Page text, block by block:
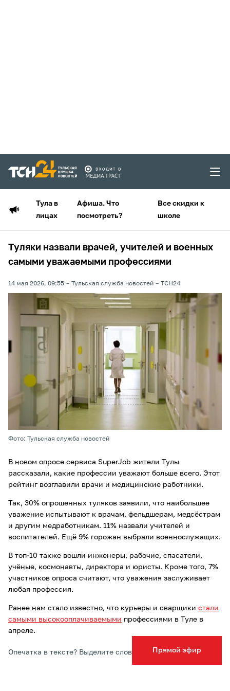
Тула в
лицах
Афиша. Что
посмотреть?
Все скидки к
школе
Прямой эфир
Туляки назвали врачей, учителей и военных
самыми уважаемыми профессиями
14 мая 2026, 09:55 Тульская служба новостей ТСН24
Фото: Тульская служба новостей
В новом опросе сервиса SuperJob жители Тулы
рассказали, какие профессии уважают больше всего. Этот
рейтинг возглавили врачи и медицинские работники.
Так, 30% опрошенных туляков заявили, что наибольшее
уважение испытывают к врачам, фельдшерам, медсёстрам
и другим медработникам. 11% назвали учителей и
воспитателей. Ещё 9% горожан выбрали военнослужащих.
В топ-10 также вошли инженеры, рабочие, спасатели,
учёные, космонавты, директора и юристы. Кроме того, 7%
участников опроса считают, что уважения заслуживает
любая профессия.
Ранее нам стало известно, что курьеры и сварщики стали
самыми высокооплачиваемыми профессиями в Туле в
апреле.
Опечатка в тексте? Выделите слово и нажмите Ctrl+Enter